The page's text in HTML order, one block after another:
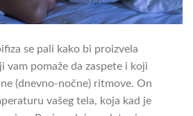
se pali kako bi proizvela
vam pomaže da zaspete i koji
(dnevno-nočne) ritmove. On
vašeg tela, koja kad je